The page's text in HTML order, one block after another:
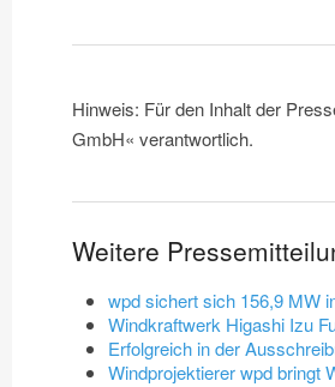
Hinweis: Für den Inhalt der
GmbH« verantwortlich.
Weitere
wpd sichert sich 156,9 MW
Windkraftwerk Higashi Izu
Erfolgreich in der
Windprojektierer wpd bringt